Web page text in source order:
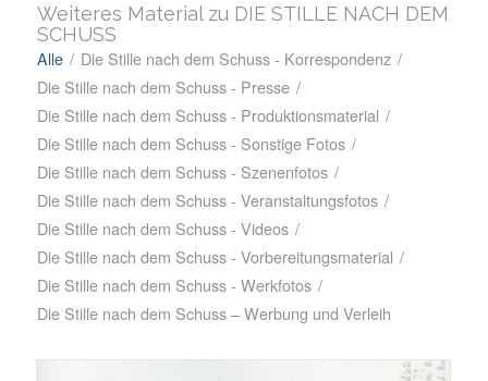
Weiteres Material zu DIE STILLE NACH DEM
SCHUSS
Alle / Die Stille nach dem Schuss - Korrespondenz /
Die Stille nach dem Schuss - Presse /
Die Stille nach dem Schuss - Produktionsmaterial /
Die Stille nach dem Schuss - Sonstige Fotos /
Die Stille nach dem Schuss - Szenenfotos /
Die Stille nach dem Schuss - Veranstaltungsfotos /
Die Stille nach dem Schuss - Videos /
Die Stille nach dem Schuss - Vorbereitungsmaterial /
Die Stille nach dem Schuss - Werkfotos /
Die Stille nach dem Schuss – Werbung und Verleih